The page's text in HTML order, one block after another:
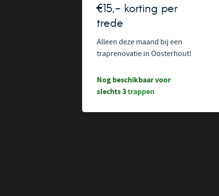
€15,- korting per
trede
Alleen deze maand bij een
traprenovatie in Oosterhout!
Nog beschikbaar voor
slechts 3trappen